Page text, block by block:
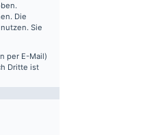
Die
Sie
per E-Mail)
Dritte ist